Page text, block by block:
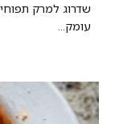
שדרוג למרק
עומק...